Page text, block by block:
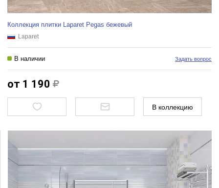
Коллекция плитки Laparet Pegas бежевый
Laparet
В наличии Задать вопрос
от 1 190
В коллекцию